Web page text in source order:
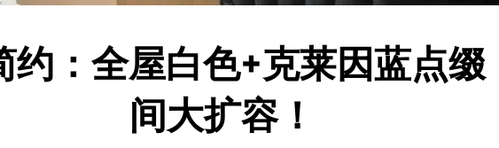
约：全屋白色+克莱因蓝点缀
间大扩容！